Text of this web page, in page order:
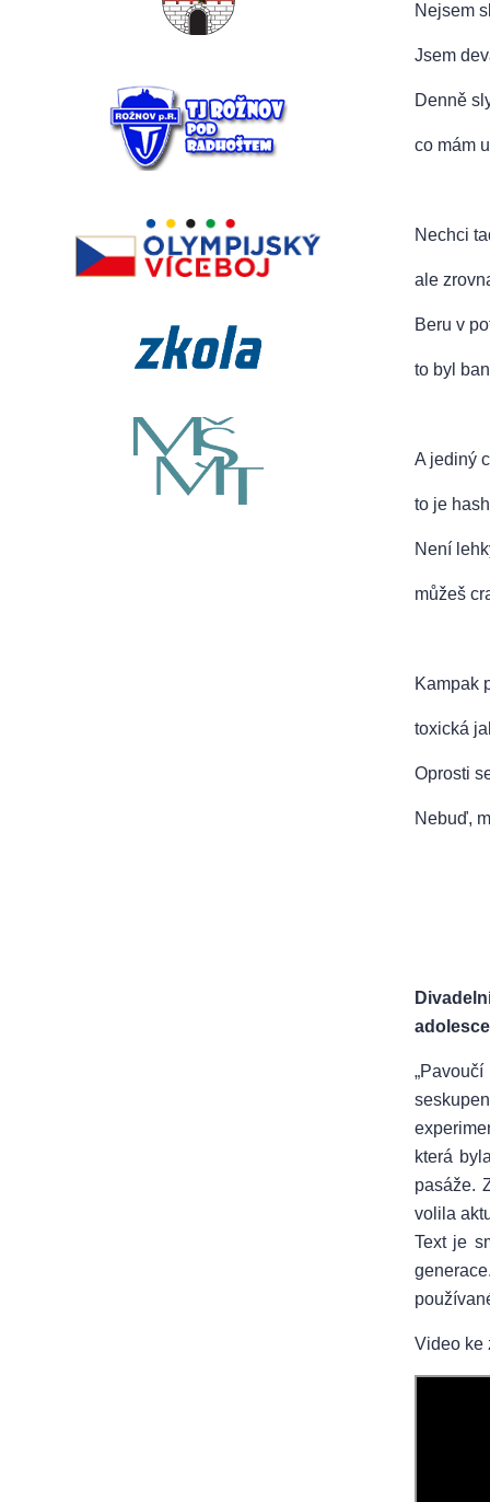
Nejsem
Jsem
Denně
co mám
Nechci
ale
Beru v
to byl
A jediný
to je
Není
můžeš
Kampak
toxická
Oprosti
Nebuď,
která
pasáže.
volila
Text je
Video ke